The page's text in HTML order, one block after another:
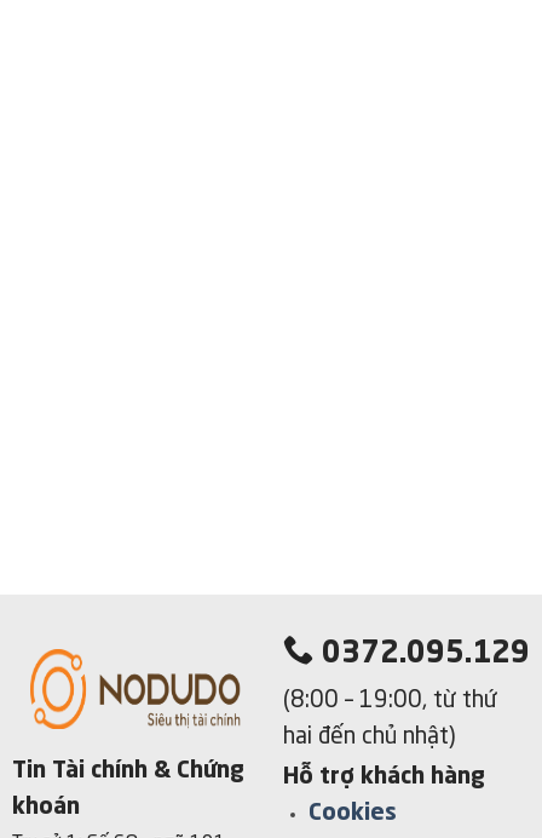
Tin Tài chính & Chứng
khoán
0372.095.129
(8:00 – 19:00, từ thứ
hai đến chủ nhật)
Hỗ trợ khách hàng
Cookies